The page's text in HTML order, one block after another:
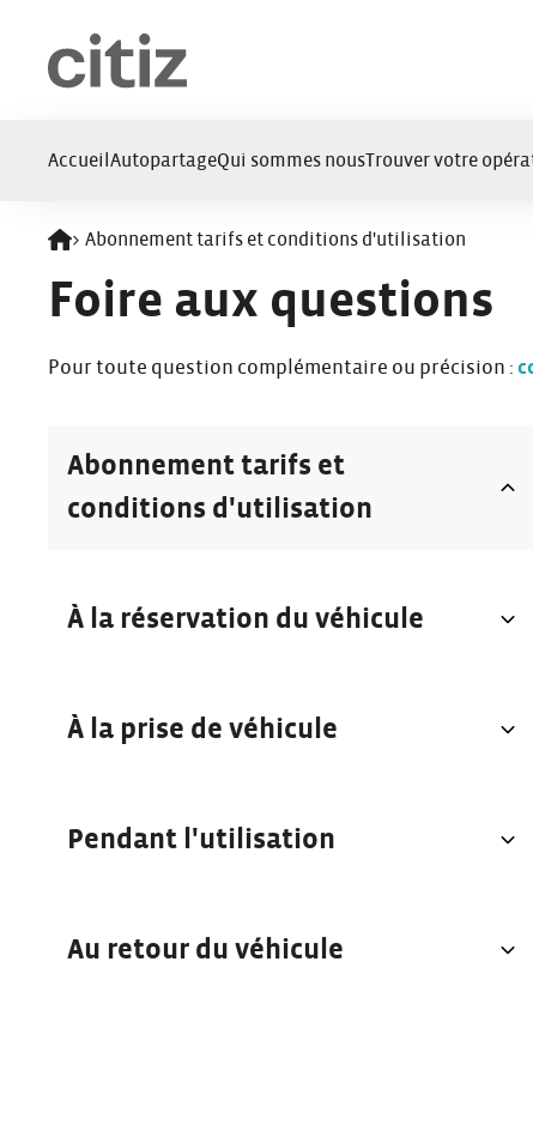
Accueil AutopartageQui sommes nousTrouver votre
Retour à l'accueil
> Abonnement tarifs et conditions d'utilisation
Foire aux questions
Pour toute question complémentaire ou précision :
Abonnement tarifs et
conditions d'utilisation
À la réservation du véhicule
À la prise de véhicule
Pendant l'utilisation
Au retour du véhicule